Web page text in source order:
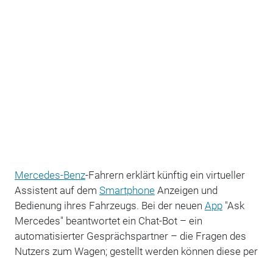
Mercedes-Benz-Fahrern erklärt künftig ein virtueller
Assistent auf dem SmartphoneAnzeigen und
Bedienung ihres Fahrzeugs. Bei der neuen App"Ask
Mercedes" beantwortet ein Chat-Bot – ein
automatisierter Gesprächspartner – die Fragen des
Nutzers zum Wagen; gestellt werden können diese per